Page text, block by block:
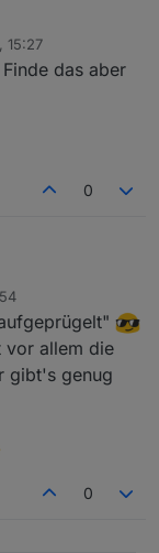
15:27
das aber
0
vor allem die
gibt's genug
0